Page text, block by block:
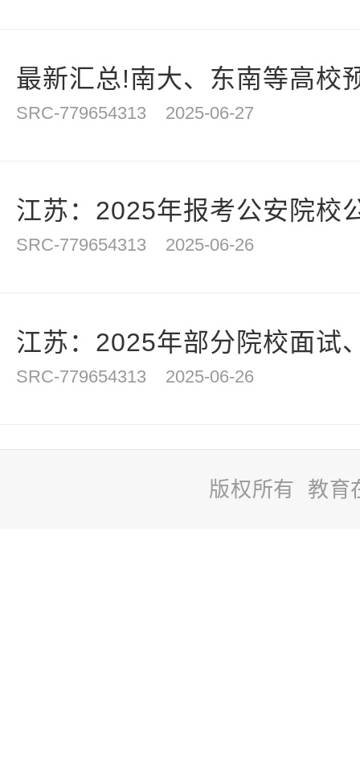
最新汇总!南大、东南等高校
SRC-779654313 2025-06-27
江苏：2025年报考公安院校
SRC-779654313 2025-06-26
江苏：2025年部分院校面试
SRC-779654313 2025-06-26
版权所有 教育